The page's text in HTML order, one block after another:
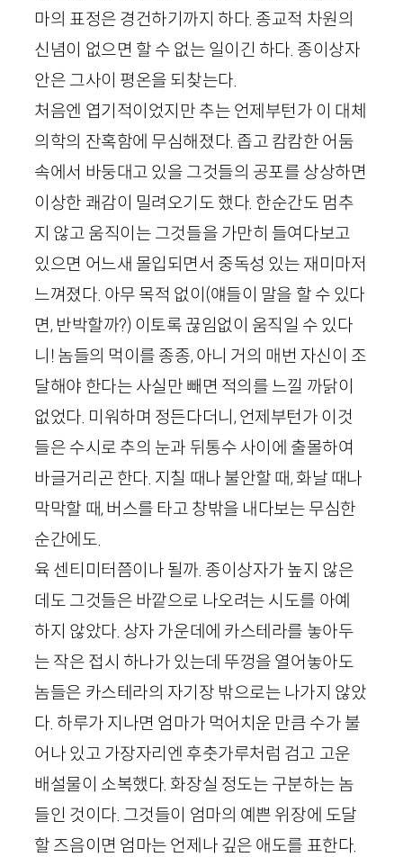
마의 표정은 경건하기까지 하다. 종교적 차원의
신념이 없으면 할 수 없는 일이긴 하다. 종이상자
안은 그사이 평온을 되찾는다.
처음엔 엽기적이었지만 추는 언제부턴가 이 대체
의학의 잔혹함에 무심해졌다. 좁고 캄캄한 어둠
속에서 바둥대고 있을 그것들의 공포를 상상하면
이상한 쾌감이 밀려오기도 했다. 한순간도 멈추
지 않고 움직이는 그것들을 가만히 들여다보고
있으면 어느새 몰입되면서 중독성 있는 재미마저
느껴졌다. 아무 목적 없이(얘들이 말을 할 수 있다
면, 반박할까?) 이토록 끊임없이 움직일 수 있다
니! 놈들의 먹이를 종종, 아니 거의 매번 자신이 조
달해야 한다는 사실만 빼면 적의를 느낄 까닭이
없었다. 미워하며 정든다더니, 언제부턴가 이것
들은 수시로 추의 눈과 뒤통수 사이에 출몰하여
바글거리곤 한다. 지칠 때나 불안할 때, 화날 때나
막막할 때, 버스를 타고 창밖을 내다보는 무심한
순간에도.
육 센티미터쯤이나 될까. 종이상자가 높지 않은
데도 그것들은 바깥으로 나오려는 시도를 아예
하지 않았다. 상자 가운데에 카스테라를 놓아두
는 작은 접시 하나가 있는데 뚜껑을 열어놓아도
놈들은 카스테라의 자기장 밖으로는 나가지 않았
다. 하루가 지나면 엄마가 먹어치운 만큼 수가 불
어나 있고 가장자리엔 후춧가루처럼 검고 고운
배설물이 소복했다. 화장실 정도는 구분하는 놈
들인 것이다. 그것들이 엄마의 예쁜 위장에 도달
할 즈음이면 엄마는 언제나 깊은 애도를 표한다.